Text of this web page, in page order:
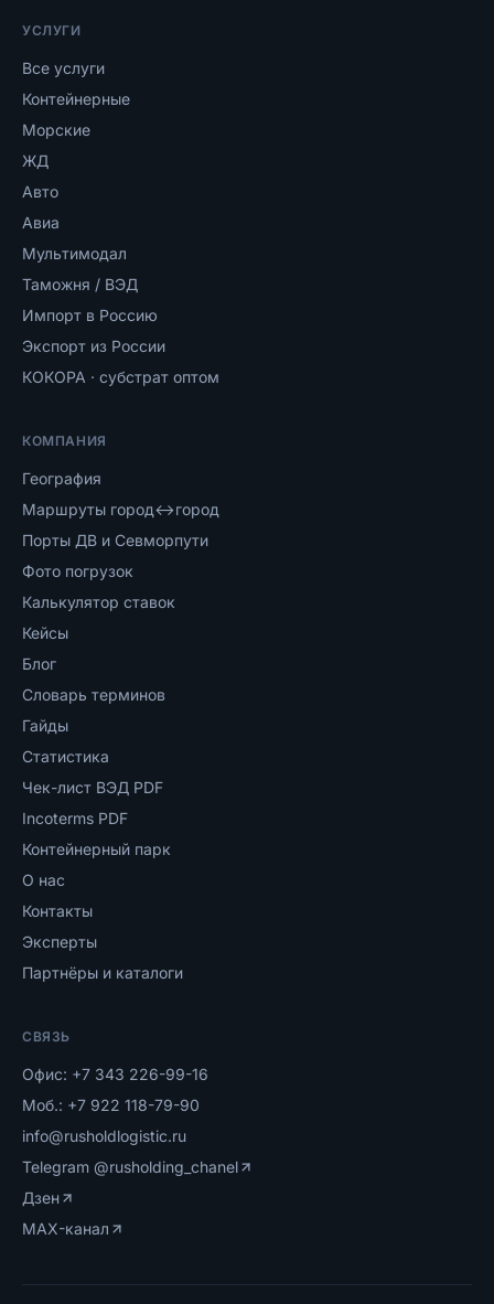
УСЛУГИ
Все услуги
Контейнерные
Морские
ЖД
Авто
Авиа
Мультимодал
Таможня / ВЭД
Импорт в Россию
Экспорт из России
КОКОРА · субстрат оптом
КОМПАНИЯ
География
Маршруты город↔город
Порты ДВ и Севморпути
Фото погрузок
Калькулятор ставок
Кейсы
Блог
Словарь терминов
Гайды
Статистика
Чек-лист ВЭД PDF
Incoterms PDF
Контейнерный парк
О нас
Контакты
Эксперты
Партнёры и каталоги
СВЯЗЬ
Офис: +7 343 226-99-16
Моб.: +7 922 118-79-90
info@rusholdlogistic.ru
Telegram @rusholding_chanel
Дзен
MAX-канал